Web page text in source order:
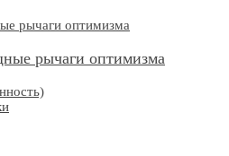
рычаги оптимизма